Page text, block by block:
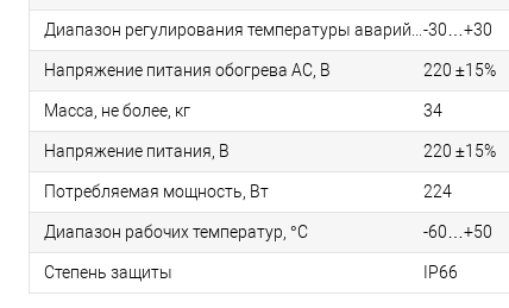
-30…+30
Напряжение питания обогрева AC, В 220 ±15%
Масса, не более, кг 34
Напряжение питания, В 220 ±15%
Потребляемая мощность, Вт 224
Диапазон рабочих температур, °С -60…+50
Степень защиты IP66